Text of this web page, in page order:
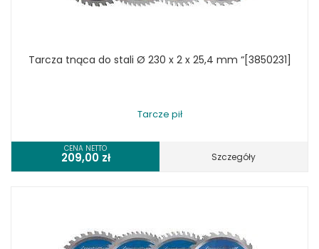
Tarcza tnąca do stali Ø 230 x 2 x 25,4 mm “[3850231]
Tarcze pił
CENA NETTO
209,00 zł Szczegóły